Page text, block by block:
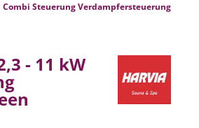
Combi Steuerung Verdampfersteuerung
- 11 kW